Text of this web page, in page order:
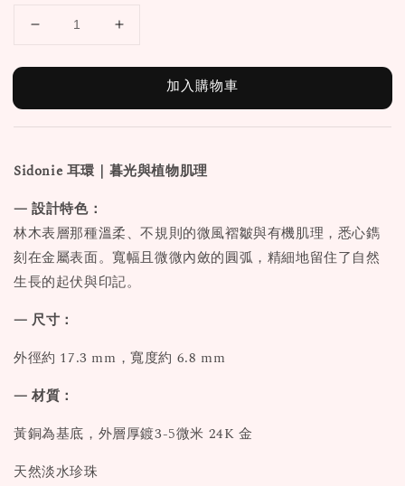
加入購物車
Sidonie 耳環 ｜暮光與植物肌理
— 設計特色：
林木表層那種溫柔、不規則的微風褶皺與有機肌理，悉心鐫
刻在金屬表面。寬幅且微微內斂的圓弧，精細地留住了自然
生長的起伏與印記。
— 尺寸：
外徑約 17.3 mm，寬度約 6.8 mm
— 材質：
黃銅為基底，外層厚鍍3-5微米 24K 金
天然淡水珍珠